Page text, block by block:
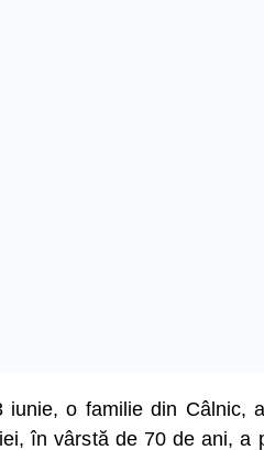
o familie din Câlnic,
în vârstă de 70 de ani, a